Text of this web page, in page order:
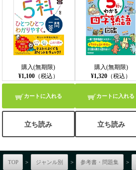
購入(無期限)
¥1,100（税込）
カートに入れる
立ち読み
購入(無期限)
¥1,320 （税込）
カートに入れる
立ち読み
TOP > ジャンル別 > 参考書・問題集 >